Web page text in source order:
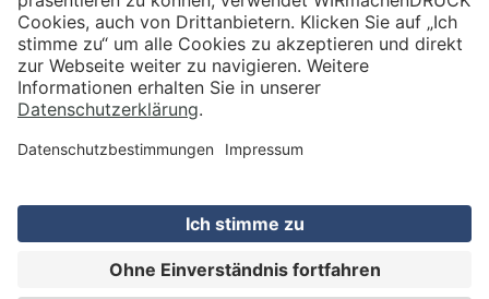
VERSAND
Illerstraße 15